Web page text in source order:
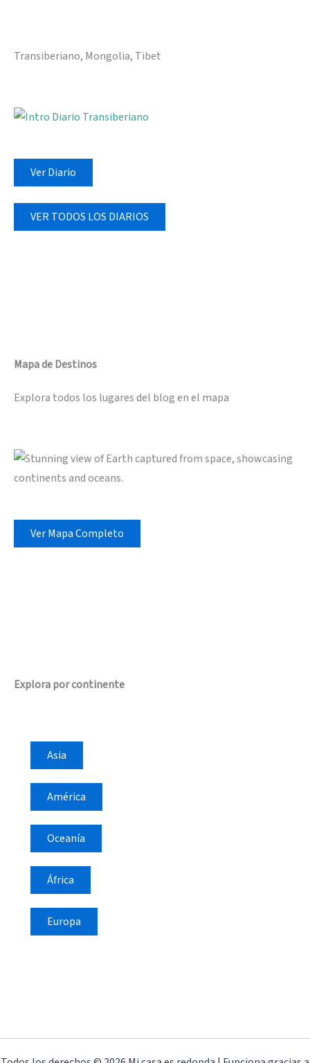
Transiberiano, Mongolia, Tibet
Ver Diario
VER TODOS LOS DIARIOS
Mapa de Destinos
Explora todos los lugares del blog en el mapa
Ver Mapa Completo
Explora por continente
Asia
América
Oceanía
África
Europa